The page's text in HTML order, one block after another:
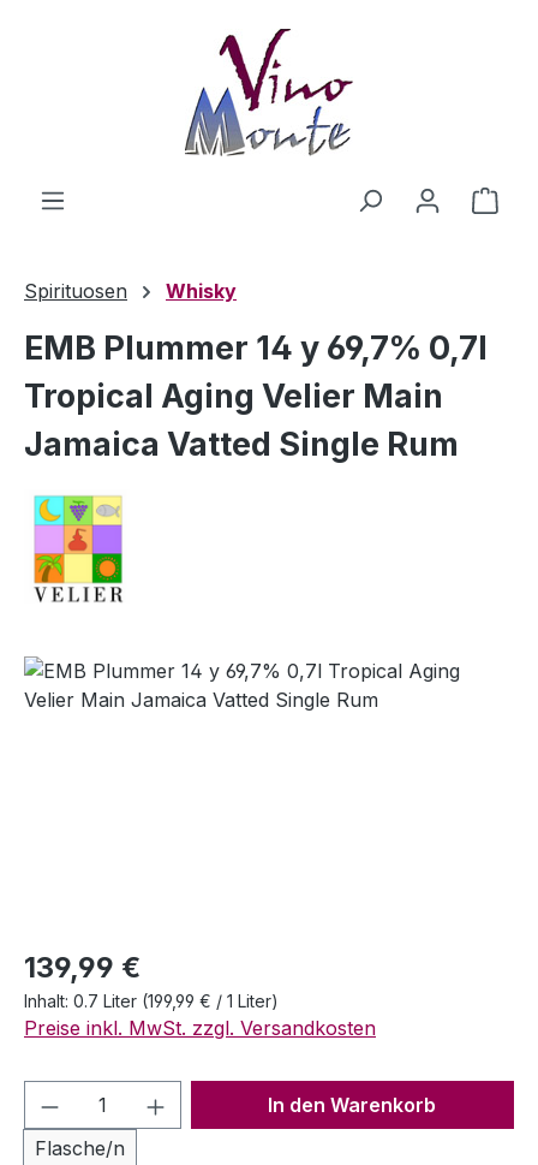
Spirituosen Whisky
EMB Plummer 14 y 69,7% 0,7l
Tropical Aging Velier Main
Jamaica Vatted Single Rum
Bildergalerie überspringen
Regulärer Preis:
139,99 €
Inhalt: 0.7 Liter (199,99 € / 1 Liter)
Preise inkl. MwSt. zzgl. Versandkosten
Produkt Anzahl: Gib den
Flasche/n
In den Warenkorb